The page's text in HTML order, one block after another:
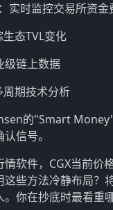
实时监控交易所资金
态TVL变化
级链上数据
期技术分析
的"Smart
信号。
情软件，CGX当前价
些方法冷静布局？
你在抄底时最看重